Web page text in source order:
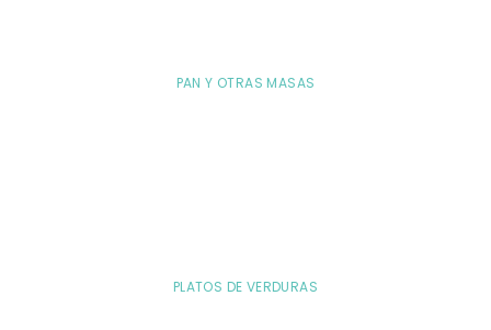
PAN Y OTRAS MASAS
PLATOS DE VERDURAS